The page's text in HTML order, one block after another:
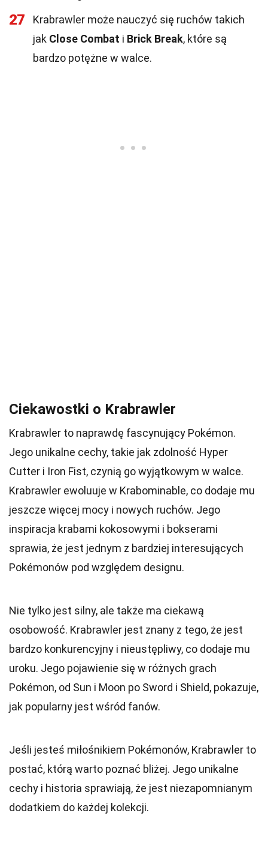
27
Krabrawler może nauczyć się ruchów takich
jak Close Combat i Brick Break, które są
bardzo potężne w walce.
Ciekawostki o Krabrawler
Krabrawler to naprawdę fascynujący Pokémon.
Jego unikalne cechy, takie jak zdolność Hyper
Cutter i Iron Fist, czynią go wyjątkowym w walce.
Krabrawler ewoluuje w Krabominable, co dodaje mu
jeszcze więcej mocy i nowych ruchów. Jego
inspiracja krabami kokosowymi i bokserami
sprawia, że jest jednym z bardziej interesujących
Pokémonów pod względem designu.
Nie tylko jest silny, ale także ma ciekawą
osobowość. Krabrawler jest znany z tego, że jest
bardzo konkurencyjny i nieustępliwy, co dodaje mu
uroku. Jego pojawienie się w różnych grach
Pokémon, od Sun i Moon po Sword i Shield, pokazuje,
jak popularny jest wśród fanów.
Jeśli jesteś miłośnikiem Pokémonów, Krabrawler to
postać, którą warto poznać bliżej. Jego unikalne
cechy i historia sprawiają, że jest niezapomnianym
dodatkiem do każdej kolekcji.